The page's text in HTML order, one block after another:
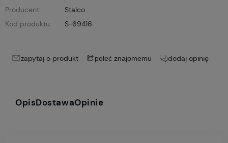
Producent:
Stalco
Kod produktu:
S-69416
zapytaj o produkt poleć znajomemu dodaj opinię
OpisDostawaOpinie